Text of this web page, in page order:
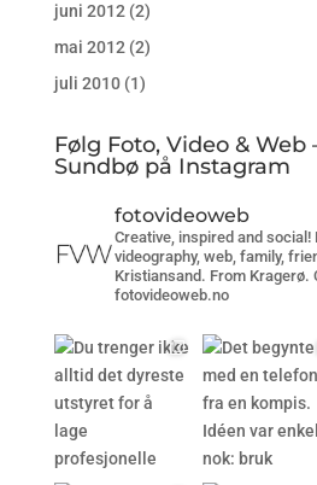
juni 2012(2)
mai 2012(2)
juli 2010(1)
Følg Foto, Video & Web
Sundbø på Instagram
fotovideoweb
Creative, inspired and social!
videography, web, family,
Kristiansand. From Kragerø.
fotovideoweb.no